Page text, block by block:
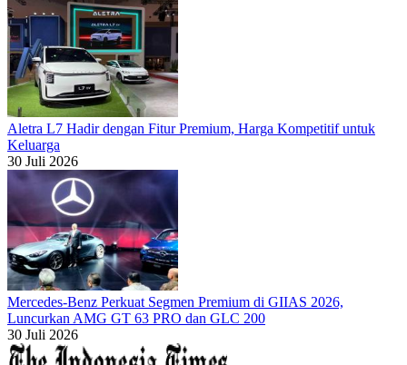
Aletra L7 Hadir dengan Fitur Premium, Harga Kompetitif untuk
Keluarga
30 Juli 2026
Mercedes-Benz Perkuat Segmen Premium di GIIAS 2026,
Luncurkan AMG GT 63 PRO dan GLC 200
30 Juli 2026